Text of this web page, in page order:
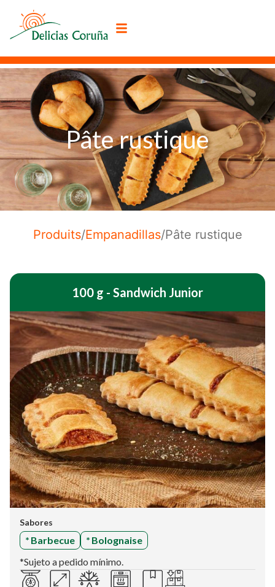
Pâte rustique
Produits/Empanadillas/Pâte rustique
100 g - Sandwich Junior
Sabores
* Barbecue * Bolognaise
*Sujeto a pedido mínimo.